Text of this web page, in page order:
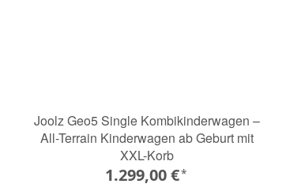
Joolz Geo5 Single Kombikinderwagen –
All-Terrain Kinderwagen ab Geburt mit
XXL-Korb
1.299,00 €*